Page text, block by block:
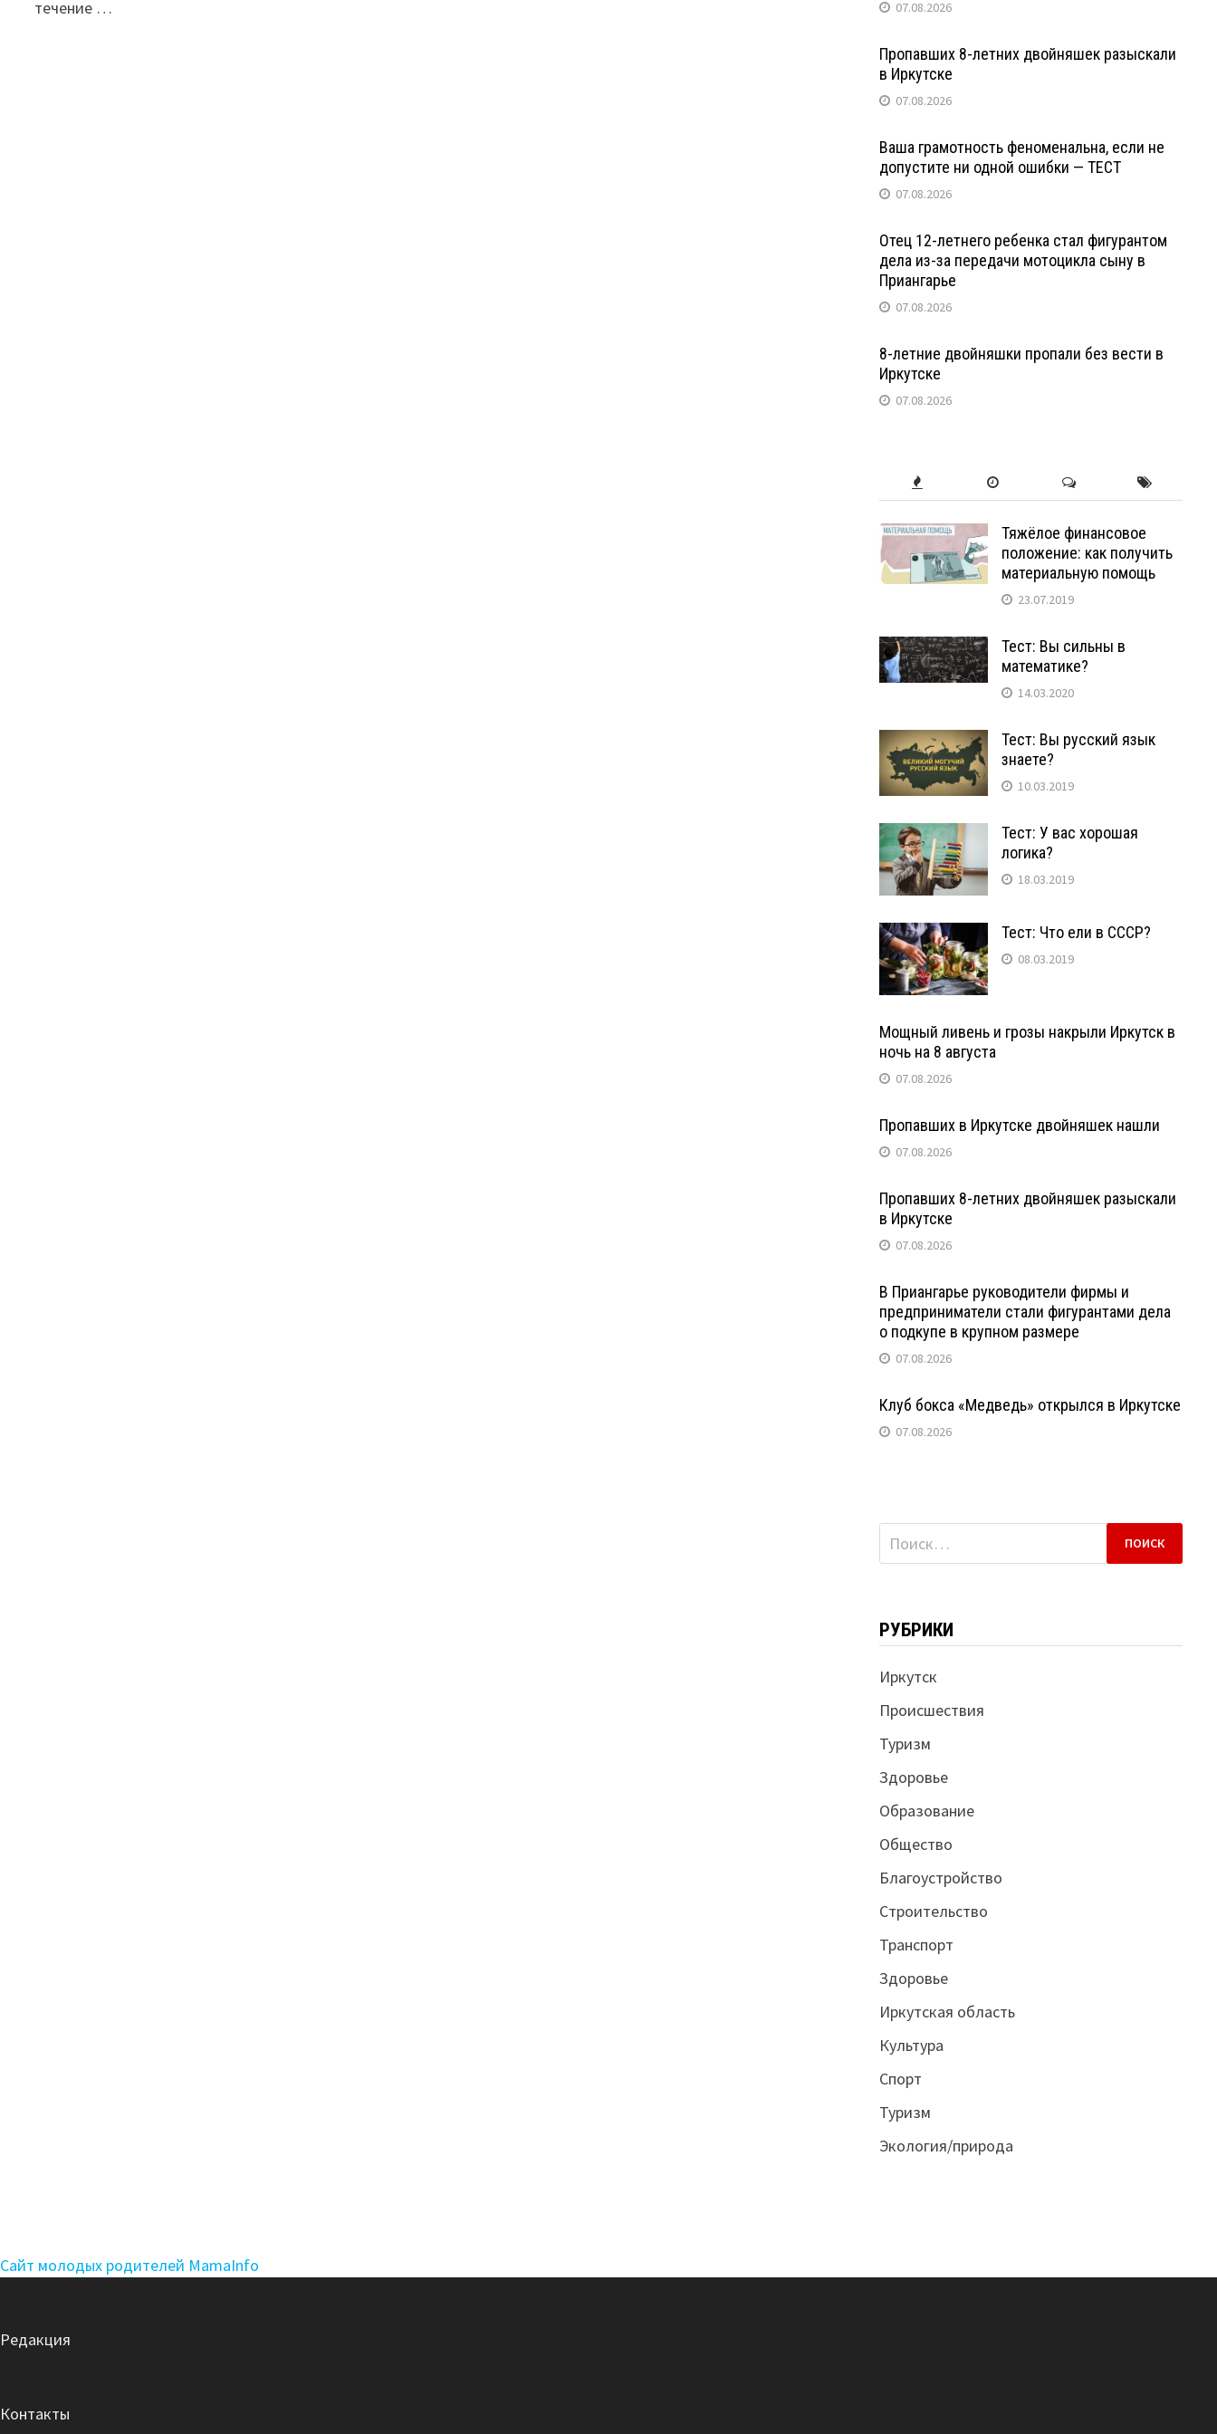
течение … 07.08.2026
Пропавших 8-летних двойняшек разыскали
в Иркутске
07.08.2026
Ваша грамотность феноменальна, если не
допустите ни одной ошибки — ТЕСТ
07.08.2026
Отец 12-летнего ребенка стал фигурантом
дела из-за передачи мотоцикла сыну в
Приангарье
07.08.2026
8-летние двойняшки пропали без вести в
Иркутске
07.08.2026
Тяжёлое финансовое
положение: как получить
материальную помощь
23.07.2019
Тест: Вы сильны в
математике?
14.03.2020
Тест: Вы русский язык
знаете?
10.03.2019
Тест: У вас хорошая
логика?
18.03.2019
Тест: Что ели в СССР?
08.03.2019
Мощный ливень и грозы накрыли Иркутск в
ночь на 8 августа
07.08.2026
Пропавших в Иркутске двойняшек нашли
07.08.2026
Пропавших 8-летних двойняшек разыскали
в Иркутске
07.08.2026
В Приангарье руководители фирмы и
предприниматели стали фигурантами дела
о подкупе в крупном размере
07.08.2026
Клуб бокса «Медведь» открылся в Иркутске
07.08.2026
Найти:
РУБРИКИ
Иркутск
Происшествия
Туризм
Здоровье
Образование
Общество
Благоустройство
Строительство
Транспорт
Здоровье
Иркутская область
Культура
Спорт
Туризм
Экология/природа
Сайт молодых родителей MamaInfo
Редакция
Контакты